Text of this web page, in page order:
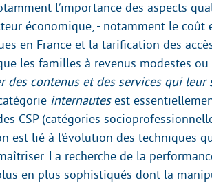
l’importance des aspects
économique, - notamment le coût
en France et la tarification des
les familles à revenus modestes
des contenus et des services qui leur
internautesest
CSP (catégories
est lié à l’évolution des techniques
La recherche de la
en plus sophistiqués dont la